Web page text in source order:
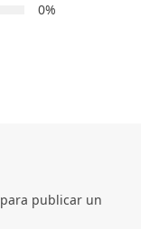
0%
para publicar un